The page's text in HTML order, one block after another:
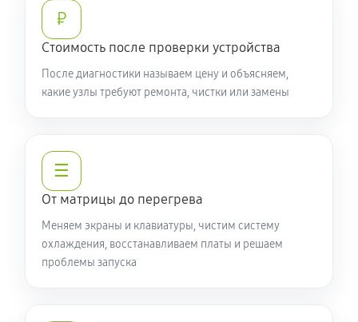
Ремонт разъема питания
Замена видеочипа ноутбука Acer 7 AN715-52-76TL
(NH.Q8EER.001)
Настройка BIOS ноутбука Acer 7 AN715-52-76TL
(NH.Q8EER.001)
590 руб 60 минут
Ремонт подсветки ноутбука Acer 7 AN715-52-76TL
(NH.Q8EER.001)
₽
Стоимость после проверки устройства
После диагностики называем цену и объясняем,
какие узлы требуют ремонта, чистки или замены
☰
От матрицы до перегрева
Меняем экраны и клавиатуры, чистим систему
охлаждения, восстанавливаем платы и решаем
проблемы запуска